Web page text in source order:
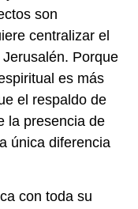
son
centralizar el
Porque
es más
el respaldo de
la presencia de
única diferencia
con toda su